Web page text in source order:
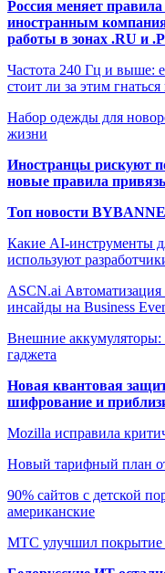
Россия меняет
иностранным
работы в зонах .RU и
Частота 240 Гц и выше:
стоит ли за этим гнаться
Набор одежды для
жизни
Иностранцы рискуют
новые правила
Топ новости
Какие AI-инструменты
используют
ASCN.ai
инсайды на Business
Внешние аккумуляторы:
гаджета
Новая квантовая
шифрование и
Mozilla исправила
Новый тарифный план
90% сайтов с детской
американские
МТС улучшил покрытие